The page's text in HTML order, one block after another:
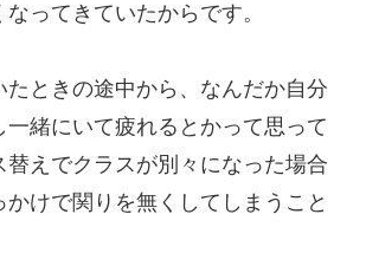
ってきていたからです。
たときの途中から、なんだか自分
一緒にいて疲れるとかって思って
替えでクラスが別々になった場合
かけで関りを無くしてしまうこと